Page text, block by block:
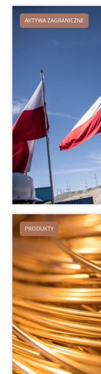
AKTYWA ZAGRANICZNE
PRODUKTY